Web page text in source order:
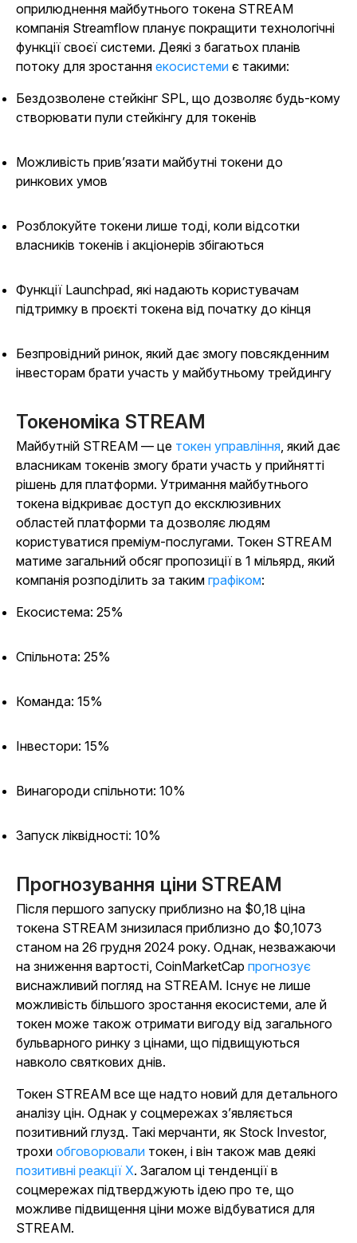
оприлюднення майбутнього токена STREAM
компанія Streamflow планує покращити технологічні
функції своєї системи. Деякі з багатьох планів
потоку для зростання екосистеми є такими:
Бездозволене стейкінг SPL, що дозволяє будь-кому
створювати пули стейкінгу для токенів
Можливість прив’язати майбутні токени до
ринкових умов
Розблокуйте токени лише тоді, коли відсотки
власників токенів і акціонерів збігаються
Функції Launchpad, які надають користувачам
підтримку в проєкті токена від початку до кінця
Безпровідний ринок, який дає змогу повсякденним
інвесторам брати участь у майбутньому трейдингу
Токеноміка STREAM
Майбутній STREAM — це токен управління, який дає
власникам токенів змогу брати участь у прийнятті
рішень для платформи. Утримання майбутнього
токена відкриває доступ до ексклюзивних
областей платформи та дозволяє людям
користуватися преміум-послугами. Токен STREAM
матиме загальний обсяг пропозиції в 1 мільярд, який
компанія розподілить за таким графіком:
Екосистема: 25%
Спільнота: 25%
Команда: 15%
Інвестори: 15%
Винагороди спільноти: 10%
Запуск ліквідності: 10%
Прогнозування ціни STREAM
Після першого запуску приблизно на $0,18 ціна
токена STREAM знизилася приблизно до $0,1073
станом на 26 грудня 2024 року. Однак, незважаючи
на зниження вартості, CoinMarketCap прогнозує
виснажливий погляд на STREAM. Існує не лише
можливість більшого зростання екосистеми, але й
токен може також отримати вигоду від загального
бульварного ринку з цінами, що підвищуються
навколо святкових днів.
Токен STREAM все ще надто новий для детального
аналізу цін. Однак у соцмережах з’являється
позитивний глузд. Такі мерчанти, як Stock Investor,
трохи обговорювали токен, і він також мав деякі
позитивні реакції X. Загалом ці тенденції в
соцмережах підтверджують ідею про те, що
можливе підвищення ціни може відбуватися для
STREAM.